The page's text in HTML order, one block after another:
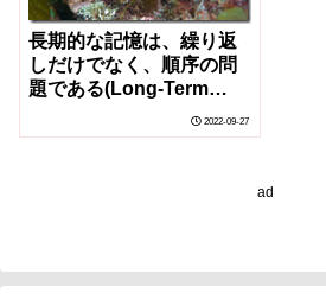
長期的な記憶は、繰り返
しだけでなく、順序の問
題である(Long-Term
Memories a Matter of
Order—Not Just
2022-09-27
ad